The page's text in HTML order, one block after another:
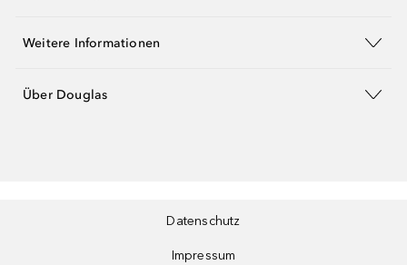
Weitere Informationen
Über Douglas
Datenschutz
Impressum